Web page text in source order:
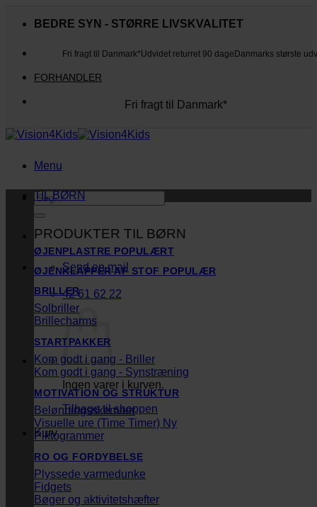
BEDRE SYN - STØRRE LIVSKVALITET
Fri fragt til Danmark*Udvidet returret 90 dage Danmarks største
FORHANDLER
Fri fragt til Danmark*
Menu
Søg
efter:
Send en mail
42 61 62 22
Ingen varer i kurven.
Tilbage til shoppen
Kurv
TIL BØRN
PRODUKTER TIL BØRN
ØJENPLASTRE
ØJENKLAPPER AF STOF
BRILLER
Solbriller
Brillecharms
STARTPAKKER
Kom godt i gang - Briller
Kom godt i gang - Synstræning
MOTIVATION OG STRUKTUR
Belønningsskemaer
Visuelle ure (Time Timer)
Piktogrammer
RO OG FORDYBELSE
Plyssede varmedunke
Fidgets
Bøger og aktivitetshæfter